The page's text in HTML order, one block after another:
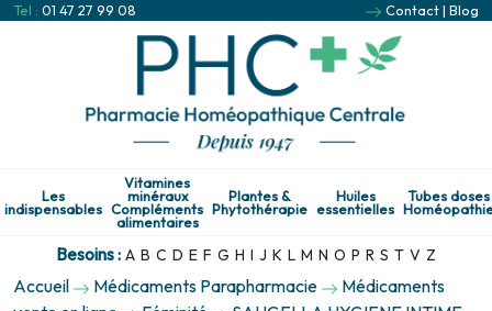
Tel : 01 47 27 99 08 Contact| Blog
Les
indispensables
Vitamines
minéraux
Compléments
alimentaires
Plantes &
Phytothérapie
Huiles
essentielles
Tubes doses
Besoins : A B C D E F G H I J K L M N O P R S T V Z
Accueil Médicaments Parapharmacie
Médicaments